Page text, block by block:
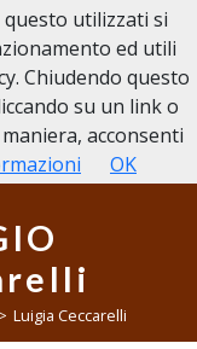
Luigia Ceccarelli
utilizzati si
ed utili
Chiudendo questo
su un link o
acconsenti
OK